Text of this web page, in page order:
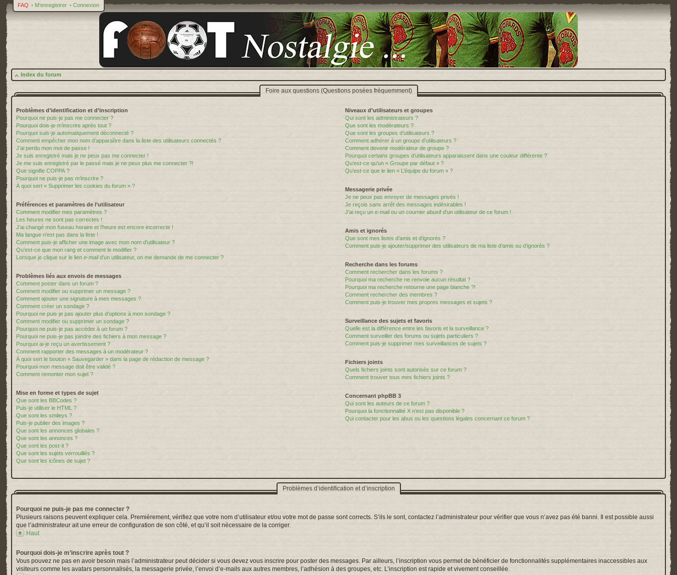
FAQ • M’enregistrer • Connexion
Index du forum
Foire aux questions (Questions posées fréquemment)
Problèmes d’identification et d’inscription
Pourquoi ne puis-je pas me connecter ?
Pourquoi dois-je m’inscrire après tout ?
Pourquoi suis-je automatiquement déconnecté ?
Comment empêcher mon nom d’apparaître dans la liste des utilisateurs connectés ?
J’ai perdu mon mot de passe !
Je suis enregistré mais je ne peux pas me connecter !
Je me suis enregistré par le passé mais je ne peux plus me connecter ?!
Que signifie COPPA ?
Pourquoi ne puis-je pas m’inscrire ?
À quoi sert « Supprimer les cookies du forum » ?
Préférences et paramètres de l’utilisateur
Comment modifier mes paramètres ?
Les heures ne sont pas correctes !
J’ai changé mon fuseau horaire et l’heure est encore incorrecte !
Ma langue n’est pas dans la liste !
Comment puis-je afficher une image avec mon nom d’utilisateur ?
Qu’est-ce que mon rang et comment le modifier ?
Lorsque je clique sur le lien e-maild’un utilisateur, on me demande de me connecter ?
Problèmes liés aux envois de messages
Comment poster dans un forum ?
Comment modifier ou supprimer un message ?
Comment ajouter une signature à mes messages ?
Comment créer un sondage ?
Pourquoi ne puis-je pas ajouter plus d’options à mon sondage ?
Comment modifier ou supprimer un sondage ?
Pourquoi ne puis-je pas accéder à un forum ?
Pourquoi ne puis-je pas joindre des fichiers à mon message ?
Pourquoi ai-je reçu un avertissement ?
Comment rapporter des messages à un modérateur ?
À quoi sert le bouton « Sauvegarder » dans la page de rédaction de message ?
Pourquoi mon message doit être validé ?
Comment remonter mon sujet ?
Mise en forme et types de sujet
Que sont les BBCodes ?
Puis-je utiliser le HTML ?
Que sont les smileys ?
Puis-je publier des images ?
Que sont les annonces globales ?
Que sont les annonces ?
Que sont les post-it ?
Que sont les sujets verrouillés ?
Que sont les icônes de sujet ?
Niveaux d’utilisateurs et groupes
Qui sont les administrateurs ?
Que sont les modérateurs ?
Que sont les groupes d’utilisateurs ?
Comment adhérer à un groupe d’utilisateurs ?
Comment devenir modérateur de groupe ?
Pourquoi certains groupes d’utilisateurs apparaissent dans une couleur différente ?
Qu’est-ce qu’un « Groupe par défaut » ?
Qu’est-ce que le lien « L’équipe du forum » ?
Messagerie privée
Je ne peux pas envoyer de messages privés !
Je reçois sans arrêt des messages indésirables !
J’ai reçu un e-mail ou un courrier abusif d’un utilisateur de ce forum !
Amis et ignorés
Que sont mes listes d’amis et d’ignorés ?
Comment puis-je ajouter/supprimer des utilisateurs de ma liste d’amis ou d’ignorés ?
Recherche dans les forums
Comment rechercher dans les forums ?
Pourquoi ma recherche ne renvoie aucun résultat ?
Pourquoi ma recherche retourne une page blanche ?!
Comment rechercher des membres ?
Comment puis-je trouver mes propres messages et sujets ?
Surveillance des sujets et favoris
Quelle est la différence entre les favoris et la surveillance ?
Comment surveiller des forums ou sujets particuliers ?
Comment puis-je supprimer mes surveillances de sujets ?
Fichiers joints
Quels fichiers joints sont autorisés sur ce forum ?
Comment trouver tous mes fichiers joints ?
Concernant phpBB 3
Qui sont les auteurs de ce forum ?
Pourquoi la fonctionnalité X n’est pas disponible ?
Qui contacter pour les abus ou les questions légales concernant ce forum ?
Problèmes d’identification et d’inscription
Pourquoi ne puis-je pas me connecter ?
Plusieurs raisons peuvent expliquer cela. Premièrement, vérifiez que votre nom d’utilisateur et/ou votre mot de passe sont corrects. S’ils le sont, contactez l’administrateur pour vérifier que vous n’avez pas été banni. Il est possible aussi
que l’administrateur ait une erreur de configuration de son côté, et qu’il soit nécessaire de la corriger.
Haut
Pourquoi dois-je m’inscrire après tout ?
Vous pouvez ne pas en avoir besoin mais l’administrateur peut décider si vous devez vous inscrire pour poster des messages. Par ailleurs, l’inscription vous permet de bénéficier de fonctionnalités supplémentaires inaccessibles aux
visiteurs comme les avatars personnalisés, la messagerie privée, l’envoi d’e-mails aux autres membres, l’adhésion à des groupes, etc. L’inscription est rapide et vivement conseillée.